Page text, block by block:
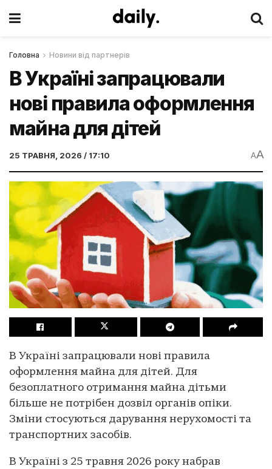
Головна Новини від партнерів
В Україні запрацювали
нові правила оформлення
майна для дітей
25 ТРАВНЯ, 2026 / 17:10 AA
В Україні запрацювали нові правила
оформлення майна для дітей. Для
безоплатного отримання майна дітьми
більше не потрібен дозвіл органів опіки.
Зміни стосуються дарування нерухомості та
транспортних засобів.
В Україні з 25 травня 2026 року набрав